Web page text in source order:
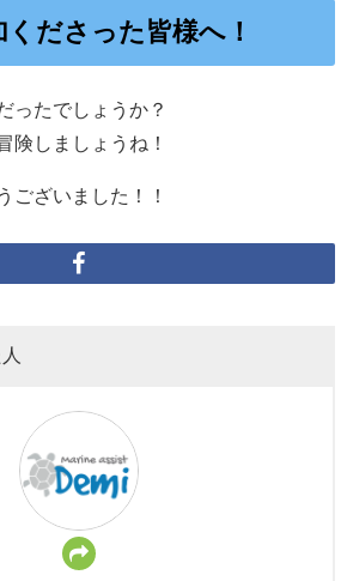
ださった皆様へ！
ったでしょうか？
険しましょうね！
ございました！！